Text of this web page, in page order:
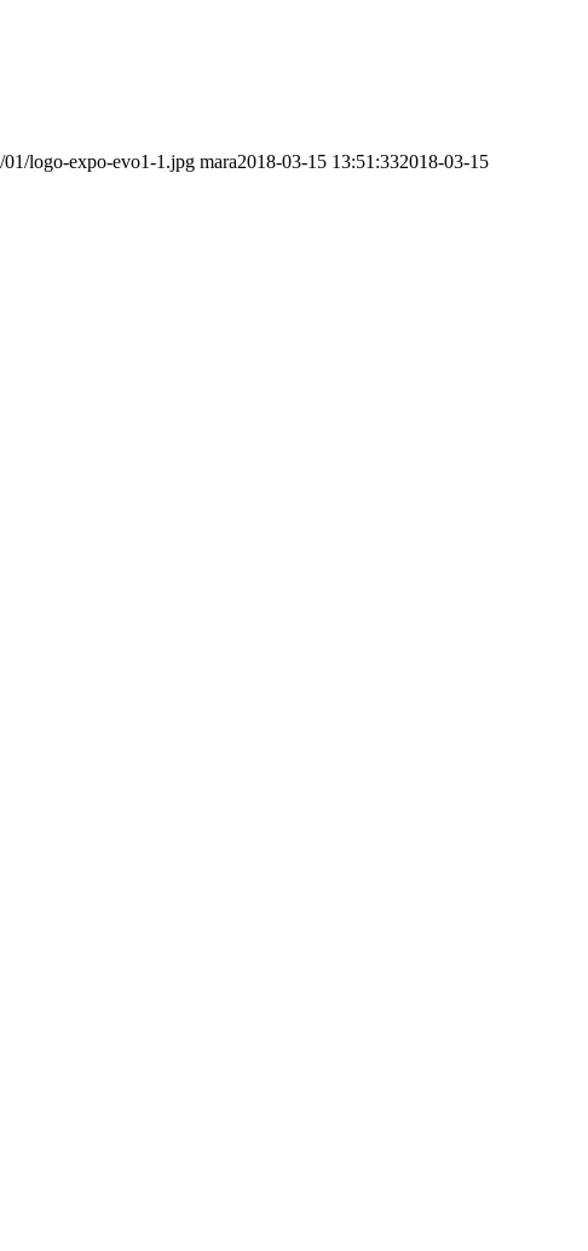
logo-expo-evo1-1.jpg mara2018-03-15 13:51:332018-03-15